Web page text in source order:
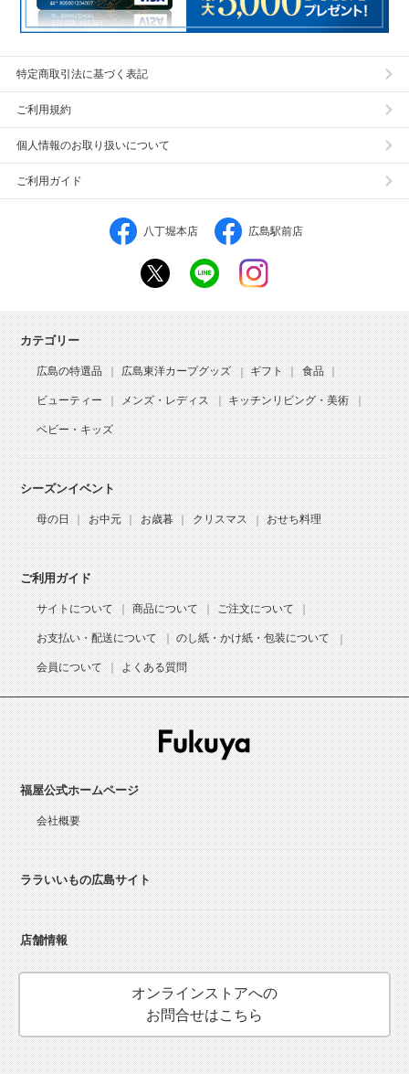
特定商取引法に基づく表記
ご利用規約
個人情報のお取り扱いについて
ご利用ガイド
八丁堀本店 広島駅前店
カテゴリー
広島の特選品 広島東洋カープグッズ ギフト 食品
ビューティー メンズ・レディス キッチンリビング・美術
ベビー・キッズ
シーズンイベント
母の日 お中元 お歳暮 クリスマス おせち料理
ご利用ガイド
サイトについて 商品について ご注文について
お支払い・配送について のし紙・かけ紙・包装について
会員について よくある質問
福屋公式ホームページ
会社概要
ララいいもの広島サイト
店舗情報
オンラインストアへの
お問合せはこちら